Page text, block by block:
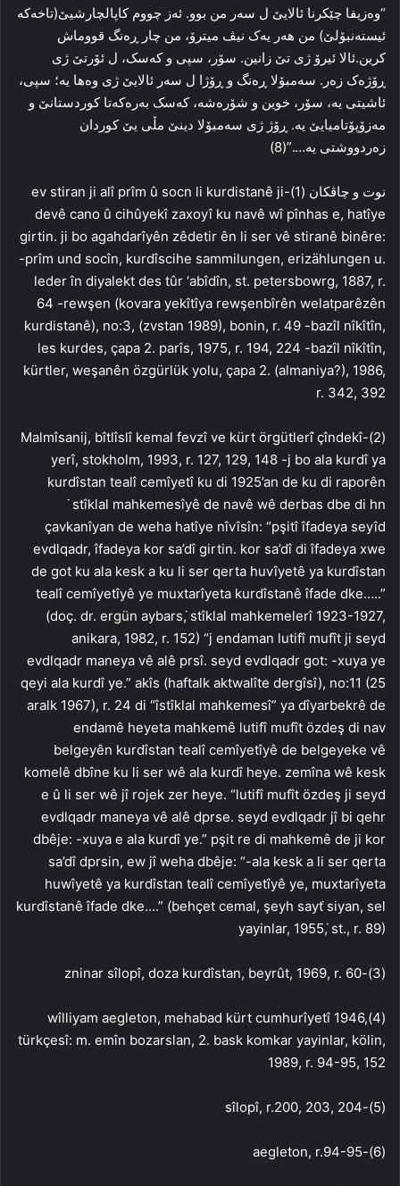
“وه‌زیفا چێکرنا ئالایێ ل سه‌ر من بوو. ئه‌ز چووم کاپالچارشیێ(تاخه‌که‌
ئیسته‌نبۆلێ) من هه‌ر یه‌ک نیڤ میترۆ، من چار ڕه‌نگ قووماش
کرین.ئالا ئیرۆ ژی تێ زانین. سۆر، سپی و که‌سک، ل ئۆرتێ ژی
ڕۆژه‌ک زه‌ر. سه‌مبۆلا ڕه‌نگ و ڕۆژا ل سه‌ر ئالایێ ژی وه‌ها یه‌؛ سپی،
ئاشیتی یه‌، سۆر، خوین و شۆره‌شه‌، که‌سک به‌ره‌که‌تا کوردستانێ و
مه‌زۆپۆتامیایێ یه‌. ڕۆژ ژی سه‌مبۆلا دینێ مڵی یێ کوردان
زه‌ردووشتی یه‌….”(8)
نوت و چاڤكان (1)-ev stiran ji alî prîm û socn li kurdistanê ji
devê cano û cihûyekî zaxoyî ku navê wî pînhas e, hatîye
girtin. ji bo agahdarîyên zêdetir ên li ser vê stiranê binêre:
-prîm und socîn, kurdîscihe sammilungen, erizählungen u.
leder în diyalekt des tûr ‘abîdîn, st. petersbowrg, 1887, r.
64 -rewşen (kovara yekîtîya rewşenbîrên welatparêzên
kurdistanê), no:3, (zvstan 1989), bonin, r. 49 -bazîl nîkîtîn,
les kurdes, çapa 2. parîs, 1975, r. 194, 224 -bazîl nîkîtîn,
kürtler, weşanên özgürlük yolu, çapa 2. (almaniya?), 1986,
r. 342, 392
(2)-Malmîsanij, bîtlîslî kemal fevzî ve kürt örgütlerî ̇çîndekî
yerî, stokholm, 1993, r. 127, 129, 148 -j bo ala kurdî ya
kurdîstan tealî cemîyetî ku di 1925’an de ku di raporên
̇stîklal mahkemesîyê de navê wê derbas dbe di hn
çavkanîyan de weha hatîye nîvîsîn: “pşitî îfadeya seyîd
evdlqadr, îfadeya kor sa’dî girtin. kor sa’dî di îfadeya xwe
de got ku ala kesk a ku li ser qerta huvîyetê ya kurdîstan
tealî cemîyetîyê ye muxtarîyeta kurdîstanê îfade dke…..”
(doç. dr. ergün aybars, ̇stîklal mahkemelerî 1923-1927,
anikara, 1982, r. 152) “j endaman lutifî mufît ji seyd
evdlqadr maneya vê alê prsî. seyd evdlqadr got: -xuya ye
qeyi ala kurdî ye.” akîs (haftalk aktwalîte dergîsî), no:11 (25
aralk 1967), r. 24 di “îstîklal mahkemesî” ya dîyarbekrê de
endamê heyeta mahkemê lutifî mufît özdeş di nav
belgeyên kurdîstan tealî cemîyetîyê de belgeyeke vê
komelê dbîne ku li ser wê ala kurdî heye. zemîna wê kesk
e û li ser wê jî rojek zer heye. “lutifî mufît özdeş ji seyd
evdlqadr maneya vê alê dprse. seyd evdlqadr jî bi qehr
dbêje: -xuya e ala kurdî ye.” pşit re di mahkemê de ji kor
sa’dî dprsin, ew jî weha dbêje: “-ala kesk a li ser qerta
huwîyetê ya kurdîstan tealî cemîyetîyê ye, muxtarîyeta
kurdîstanê îfade dke….” (behçet cemal, şeyh sayt ̇siyan, sel
yayinlar, 1955, ̇st., r. 89)
(3)-zninar sîlopî, doza kurdîstan, beyrût, 1969, r. 60
(4)wîlliyam aegleton, mehabad kürt cumhurîyetî 1946,
türkçesî: m. emîn bozarslan, 2. bask komkar yayinlar, kölin,
1989, r. 94-95, 152
(5)-sîlopî, r.200, 203, 204
(6)-aegleton, r.94-95